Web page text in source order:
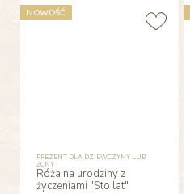
PREZENT DLA DZIEWCZYNY LUB
ŻONY
Róża na urodziny z
życzeniami "Sto lat"
NOWOŚĆ